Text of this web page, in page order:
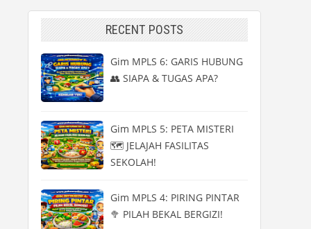
RECENT POSTS
Gim MPLS 6: GARIS HUBUNG
👥 SIAPA & TUGAS APA?
Gim MPLS 5: PETA MISTERI
🗺️ JELAJAH FASILITAS
SEKOLAH!
Gim MPLS 4: PIRING PINTAR
🥦 PILAH BEKAL BERGIZI!